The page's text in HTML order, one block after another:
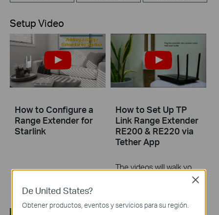
Setup Video
How to Configure a
Range Extender for
Starlink
How to Set Up TP
Link Range Extender
RE200 & RE220 via
Tether App
The videos will walk you through the process for setting up a TP-Link Range Extender.
De United States?
Obtener productos, eventos y servicios para su región.
Close